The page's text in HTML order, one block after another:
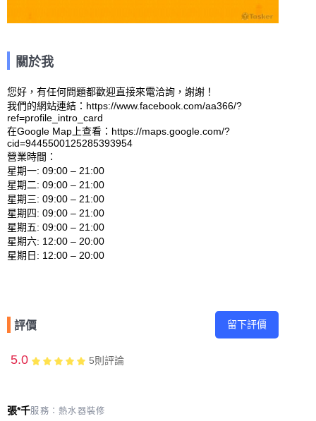
關於我
您好，有任何問題都歡迎直接來電洽詢，謝謝！
我們的網站連結：https://www.facebook.com/aa366/?
ref=profile_intro_card
在Google Map上查看：https://maps.google.com/?
cid=9445500125285393954
營業時間：
星期一: 09:00 – 21:00
星期二: 09:00 – 21:00
星期三: 09:00 – 21:00
星期四: 09:00 – 21:00
星期五: 09:00 – 21:00
星期六: 12:00 – 20:00
評價 留下評價
5.0 5則評論
張*千服務：熱水器裝修